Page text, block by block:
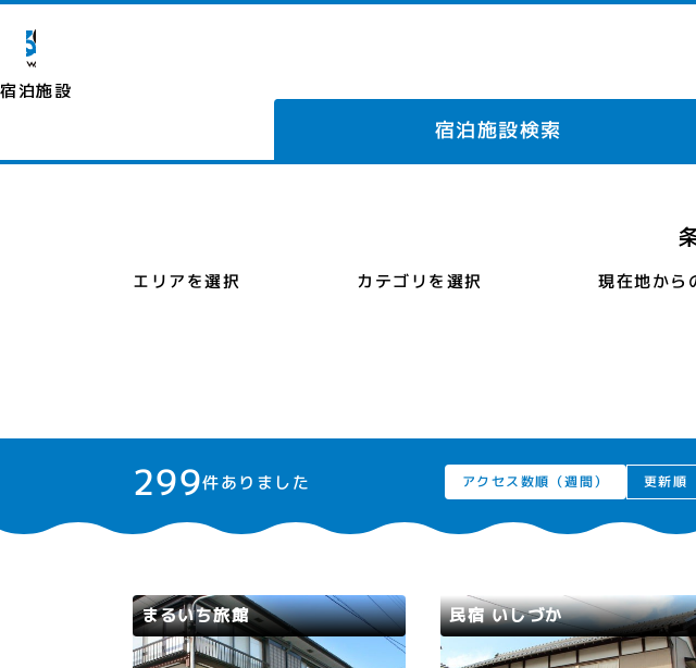
宿泊施設
宿泊施設検索
エリアを選択 カテゴリを選択 現在地から
299件ありました アクセス数順（週間） 更新順
まるいち旅館
若狭路 高浜町
民宿 いしづか
若狭路 高浜町